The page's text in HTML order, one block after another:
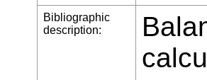
Bibliographic
description: